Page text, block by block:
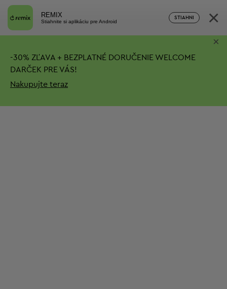
REMIX
Stiahnite si aplikáciu pre Android
STIAHNI ×
-30% ZĽAVA + BEZPLATNÉ DORUČENIE WELCOME
DARČEK PRE VÁS!
Nakupujte teraz
×